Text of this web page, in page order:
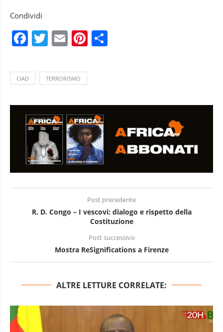
Condividi
Facebook
Twitter
EmailPinterest
CIAD TERRORISMO
Post precedente
R. D. Congo – I vescovi: dialogo e rispetto della
Costituzione
Post successivo
Mostra ReSignifications a Firenze
ALTRE LETTURE CORRELATE: